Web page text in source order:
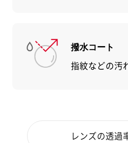
撥水コート
指紋などの汚
レンズの透過